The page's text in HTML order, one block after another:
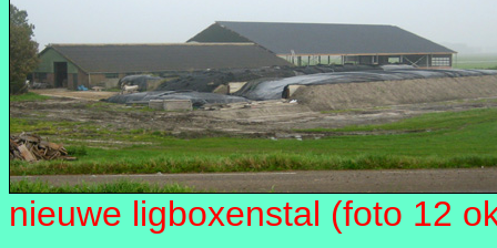
nieuwe ligboxenstal (foto 12